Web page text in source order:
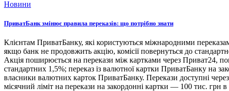
Новини
ПриватБанк змінює правила переказів: що потрібно знати
Клієнтам ПриватБанку, які користуються міжнародними
якщо банк не продовжить акцію, комісії повернуться до
Акція поширюється на перекази між картками через Приват24,
стандартних 1,5%; переказ із валютної картки ПриватБанку на
власники валютних карток ПриватБанку. Перекази доступні
місячний ліміт на перекази на закордонні картки — 100 тис. грн в